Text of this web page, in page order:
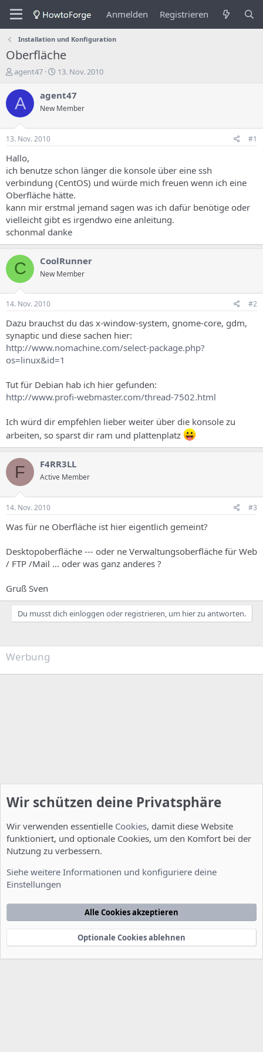
Anmelden Registrieren
Installation und Konfiguration
Oberfläche
E
s
t
e
e
r
d
e
s
T
h
e
m
agent47
E
s
e
s
d
a
t
u
m
13. Nov. 2010
A agent47
New Member
13. Nov. 2010 #1
Hallo,
ich benutze schon länger die konsole über eine ssh
verbindung (CentOS) und würde mich freuen wenn ich eine
Oberfläche hätte.
kann mir erstmal jemand sagen was ich dafür benötige oder
vielleicht gibt es irgendwo eine anleitung.
schonmal danke
C CoolRunner
New Member
14. Nov. 2010 #2
Dazu brauchst du das x-window-system, gnome-core, gdm,
synaptic und diese sachen hier:
http://www.nomachine.com/select-package.php?
os=linux&id=1
Tut für Debian hab ich hier gefunden:
http://www.profi-webmaster.com/thread-7502.html
Ich würd dir empfehlen lieber weiter über die konsole zu
arbeiten, so sparst dir ram und plattenplatz
F F4RR3LL
Active Member
14. Nov. 2010 #3
Was für ne Oberfläche ist hier eigentlich gemeint?
Desktopoberfläche --- oder ne Verwaltungsoberfläche für Web
/ FTP /Mail ... oder was ganz anderes ?
Gruß Sven
Du musst dich einloggen oder registrieren, um hier zu antworten.
Werbung
Nutzungsbedingungen Datenschutzerklärung
Startseite
e
Community platform by XenForo® © 2010-2022 XenForo Ltd.
xenDach©2010-2014
Wir schützen deine Privatsphäre
Wir verwenden essentielle Cookies, damit diese Website
funktioniert, und optionale Cookies, um den Komfort bei der
Nutzung zu verbessern.
Siehe weitere Informationen und konfiguriere deine
Einstellungen
Alle Cookies akzeptieren
Optionale Cookies ablehnen